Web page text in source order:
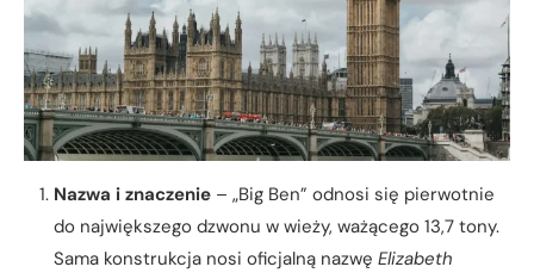
Nazwa i znaczenie – „Big Ben” odnosi się pierwotnie
do największego dzwonu w wieży, ważącego 13,7 tony.
Sama konstrukcja nosi oficjalną nazwę Elizabeth